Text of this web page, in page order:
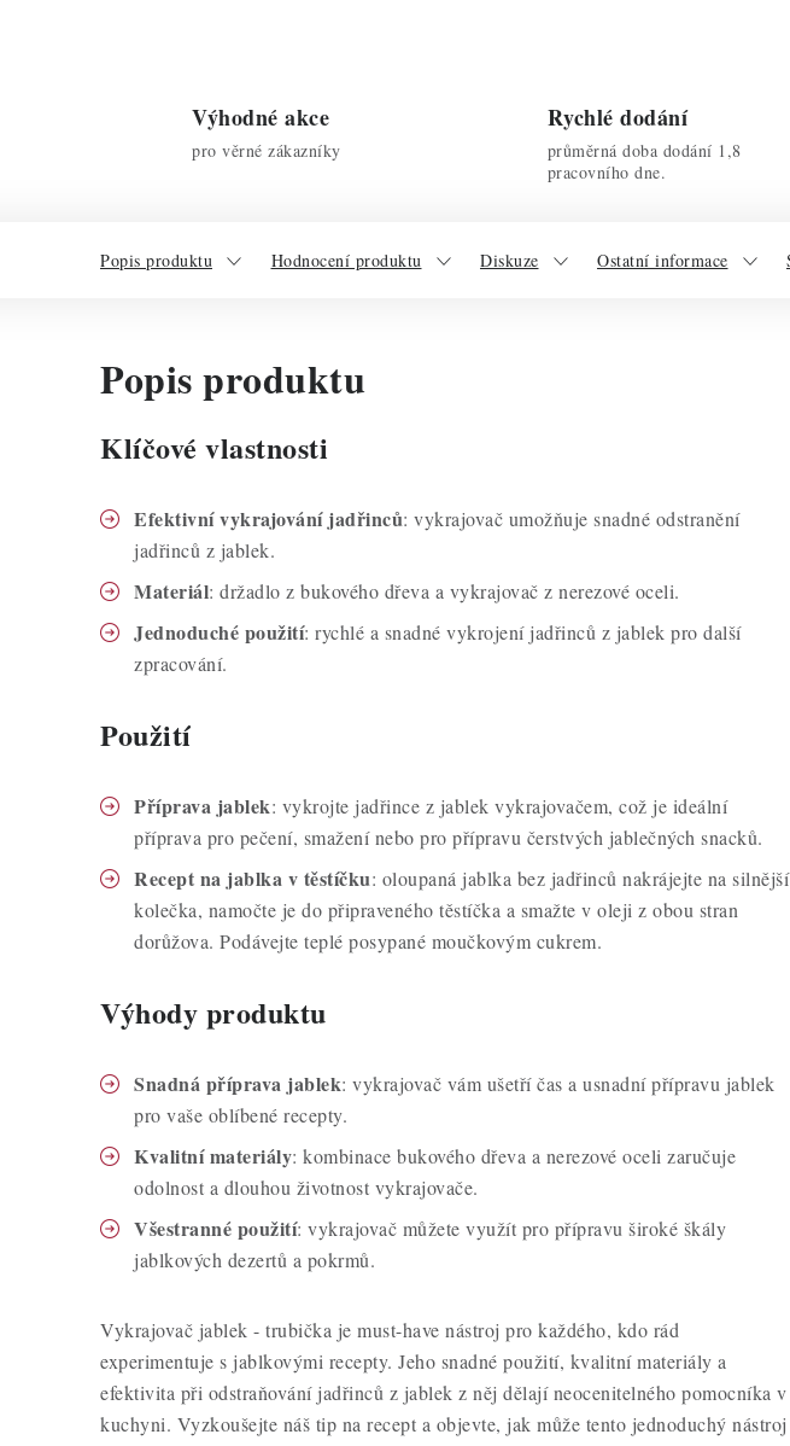
Výhodné akce
pro věrné zákazníky
Rychlé dodání
průměrná doba dodání 1,8
pracovního dne.
Popis produktu Hodnocení produktu Diskuze Ostatní informace
Popis produktu
Klíčové vlastnosti
Efektivní vykrajování jadřinců: vykrajovač umožňuje snadné odstranění
jadřinců z jablek.
Materiál: držadlo z bukového dřeva a vykrajovač z nerezové oceli.
Jednoduché použití: rychlé a snadné vykrojení jadřinců z jablek pro další
zpracování.
Použití
Příprava jablek: vykrojte jadřince z jablek vykrajovačem, což je ideální
příprava pro pečení, smažení nebo pro přípravu čerstvých jablečných snacků.
Recept na jablka v těstíčku: oloupaná jablka bez jadřinců nakrájejte na silnější
kolečka, namočte je do připraveného těstíčka a smažte v oleji z obou stran
dorůžova. Podávejte teplé posypané moučkovým cukrem.
Výhody produktu
Snadná příprava jablek: vykrajovač vám ušetří čas a usnadní přípravu jablek
pro vaše oblíbené recepty.
Kvalitní materiály: kombinace bukového dřeva a nerezové oceli zaručuje
odolnost a dlouhou životnost vykrajovače.
Všestranné použití: vykrajovač můžete využít pro přípravu široké škály
jablkových dezertů a pokrmů.
Vykrajovač jablek - trubička je must-have nástroj pro každého, kdo rád
experimentuje s jablkovými recepty. Jeho snadné použití, kvalitní materiály a
efektivita při odstraňování jadřinců z jablek z něj dělají neocenitelného pomocníka v
kuchyni. Vyzkoušejte náš tip na recept a objevte, jak může tento jednoduchý nástroj